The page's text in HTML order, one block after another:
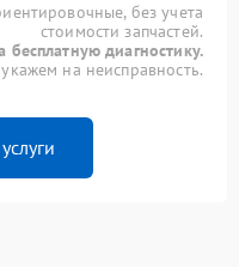
без учета
стоимости запчастей.
бесплатную диагностику.
на неисправность.